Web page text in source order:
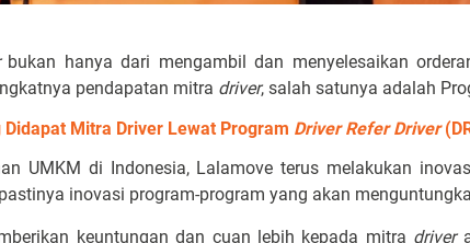
bukan hanya dari mengambil dan menyelesaikan
pendapatan mitra driver, salah satunya adalah
Didapat Mitra Driver Lewat Program Driver Refer Driver
UMKM di Indonesia, Lalamove terus melakukan
inovasi program-program yang akan
keuntungan dan cuan lebih kepada mitra driver